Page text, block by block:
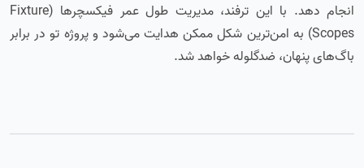
انجام دهد. با این ترفند، مدیریت طول عمر فیکسچرها (Fixture
Scopes) به امن‌ترین شکل ممکن هدایت می‌شود و پروژه تو در برابر
باگ‌های پنهان، ضدگلوله خواهد شد.